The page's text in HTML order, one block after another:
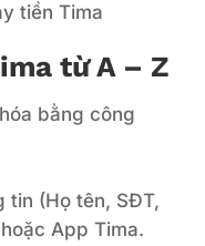
tiền Tima
từ A – Z
bằng công
tin (Họ tên, SĐT,
App Tima.